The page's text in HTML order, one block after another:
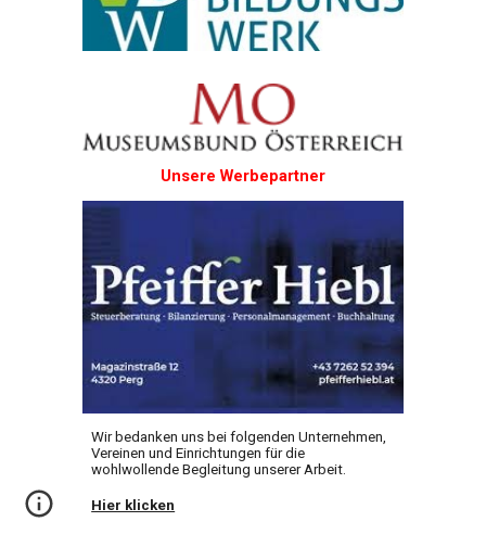
Unsere Werbepartner
Wir bedanken uns bei folgenden Unternehmen,
Vereinen und Einrichtungen für die
wohlwollende Begleitung unserer Arbeit.
Hier klicken